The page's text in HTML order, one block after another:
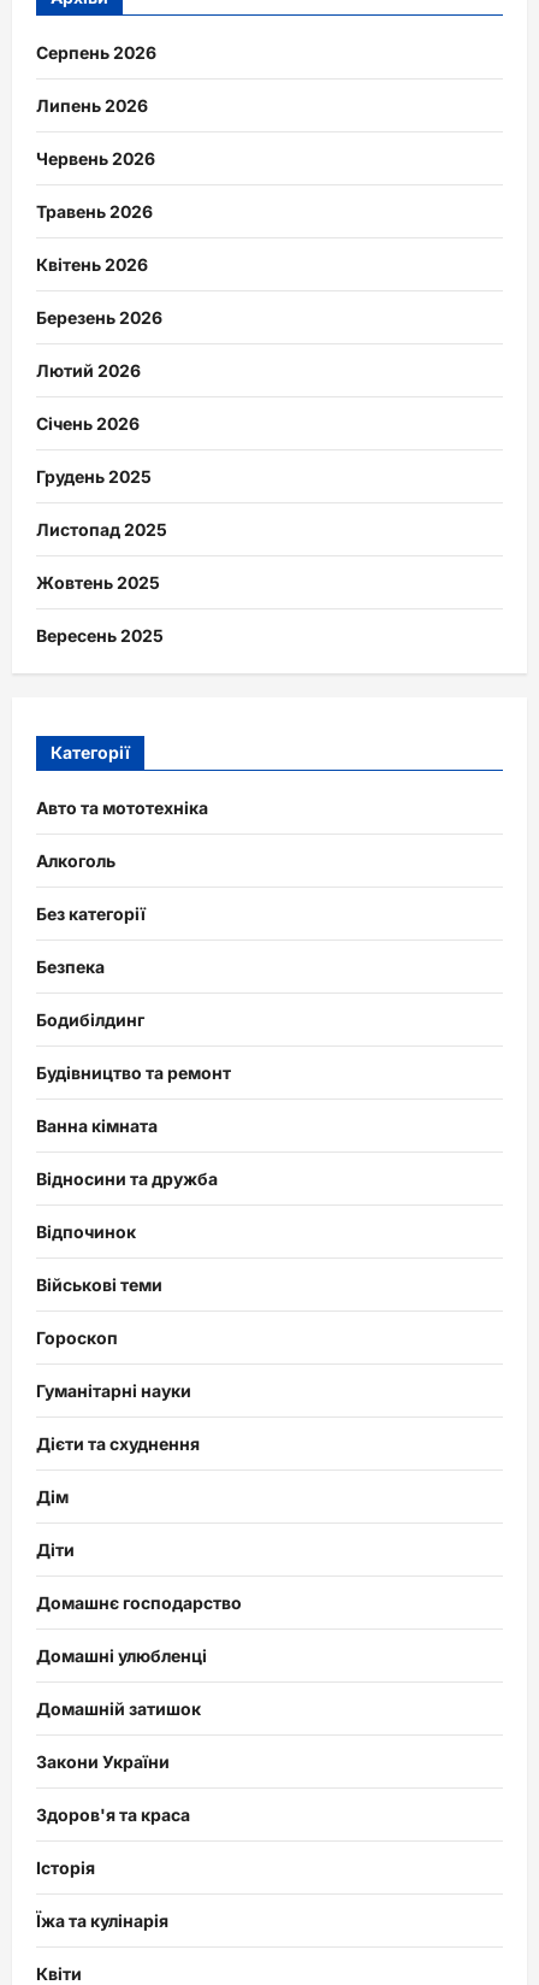
Серпень 2026
Липень 2026
Червень 2026
Травень 2026
Квітень 2026
Березень 2026
Лютий 2026
Січень 2026
Грудень 2025
Листопад 2025
Жовтень 2025
Вересень 2025
Категорії
Авто та мототехніка
Алкоголь
Без категорії
Безпека
Бодибілдинг
Будівництво та ремонт
Ванна кімната
Відносини та дружба
Відпочинок
Військові теми
Гороскоп
Гуманітарні науки
Дієти та схуднення
Дім
Діти
Домашнє господарство
Домашні улюбленці
Домашній затишок
Закони України
Здоров'я та краса
Історія
Їжа та кулінарія
Квіти